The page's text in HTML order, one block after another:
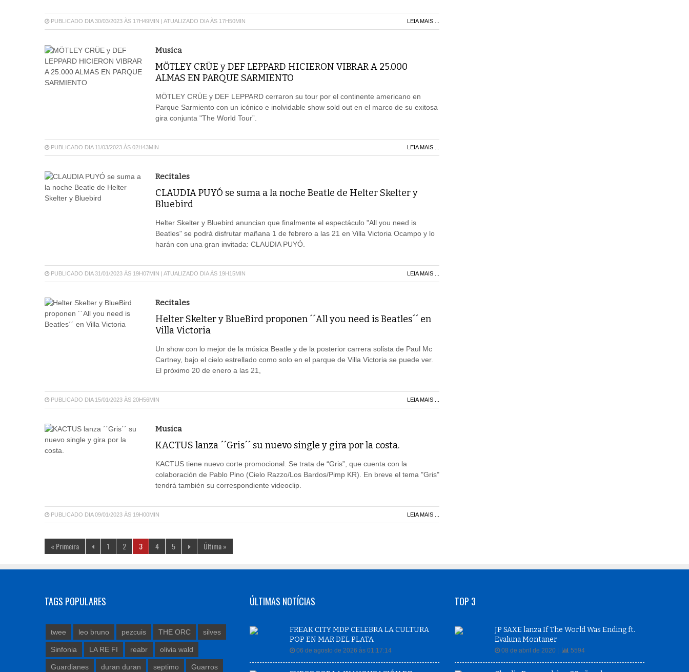
PUBLICADO DIA 30/03/2023 ÀS 17H49MIN | ATUALIZADO DIA ÀS 17H50MIN LEIA MAIS ...
Musica
MÖTLEY CRÜE y DEF LEPPARD HICIERON VIBRAR A 25.000
ALMAS EN PARQUE SARMIENTO
MÖTLEY CRÜE y DEF LEPPARD cerraron su tour por el continente americano en
Parque Sarmiento con un icónico e inolvidable show sold out en el marco de su exitosa
gira conjunta "The World Tour”.
PUBLICADO DIA 11/03/2023 ÀS 02H43MIN LEIA MAIS ...
Recitales
CLAUDIA PUYÓ se suma a la noche Beatle de Helter Skelter y
Bluebird
Helter Skelter y Bluebird anuncian que finalmente el espectáculo "All you need is
Beatles" se podrá disfrutar mañana 1 de febrero a las 21 en Villa Victoria Ocampo y lo
harán con una gran invitada: CLAUDIA PUYÓ.
PUBLICADO DIA 31/01/2023 ÀS 19H07MIN | ATUALIZADO DIA ÀS 19H15MIN LEIA MAIS ...
Recitales
Helter Skelter y BlueBird proponen ´´All you need is Beatles´´ en
Villa Victoria
Un show con lo mejor de la música Beatle y de la posterior carrera solista de Paul Mc
Cartney, bajo el cielo estrellado como solo en el parque de Villa Victoria se puede ver.
El próximo 20 de enero a las 21,
PUBLICADO DIA 15/01/2023 ÀS 20H56MIN LEIA MAIS ...
Musica
KACTUS lanza ´´Gris´´ su nuevo single y gira por la costa.
KACTUS tiene nuevo corte promocional. Se trata de “Gris”, que cuenta con la
colaboración de Pablo Pino (Cielo Razzo/Los Bardos/Pimp KR). En breve el tema "Gris"
tendrá también su correspondiente videoclip.
PUBLICADO DIA 09/01/2023 ÀS 19H00MIN LEIA MAIS ...
« Primeira 1 2 3 4 5 Última »
TAGS POPULARES
twee leo bruno pezcuis THE ORC silves
Sinfonia LA RE FI reabr olivia wald
Guardianes duran duran septimo Guarros
ÚLTIMAS NOTÍCIAS
FREAK CITY MDP CELEBRA LA CULTURA
POP EN MAR DEL PLATA
06 de agosto de 2026 às 01:17:14
TOP 3
JP SAXE lanza If The World Was Ending ft.
Evaluna Montaner
08 de abril de 2020 | 5594